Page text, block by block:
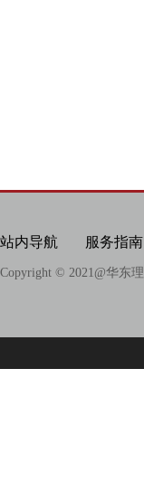
站内导航 服务指南
Copyright © 2021@华东